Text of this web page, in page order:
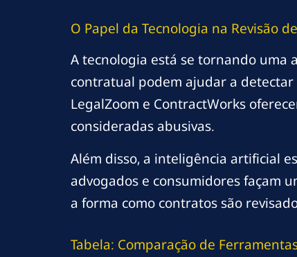
O Papel da Tecnologia na Revisão de
A tecnologia está se tornando uma
contratual podem ajudar a
LegalZoom e ContractWorks
consideradas abusivas.
Além disso, a inteligência artificial
advogados e consumidores façam
a forma como contratos são
Tabela: Comparação de